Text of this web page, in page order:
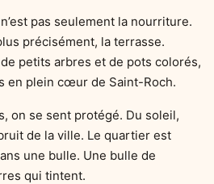
pas seulement la nourriture.
précisément, la terrasse.
petits arbres et de pots colorés,
en plein cœur de Saint-Roch.
on se sent protégé. Du soleil,
de la ville. Le quartier est
une bulle. Une bulle de
qui tintent.